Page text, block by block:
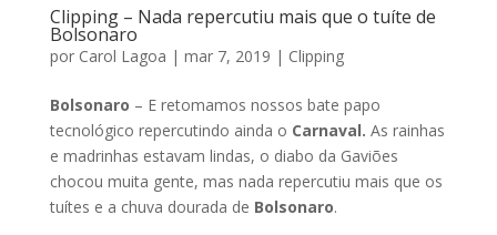
Clipping – Nada repercutiu mais que o tuíte de
Bolsonaro
por Carol Lagoa | mar 7, 2019 | Clipping
Bolsonaro – E retomamos nossos bate papo
tecnológico repercutindo ainda o Carnaval. As rainhas
e madrinhas estavam lindas, o diabo da Gaviões
chocou muita gente, mas nada repercutiu mais que os
tuítes e a chuva dourada de Bolsonaro.